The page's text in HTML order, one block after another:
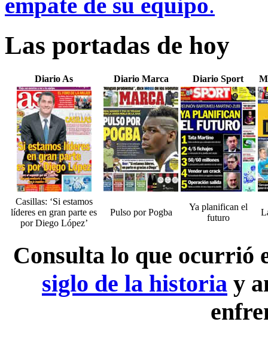
Las portadas de hoy
Diario As Diario Marca Diario Sport
Casillas: ‘Si estamos
líderes en gran parte es
por Diego López’
Pulso por Pogba
Ya planifican el
futuro
Consulta lo que ocurrió
siglo de la historia y